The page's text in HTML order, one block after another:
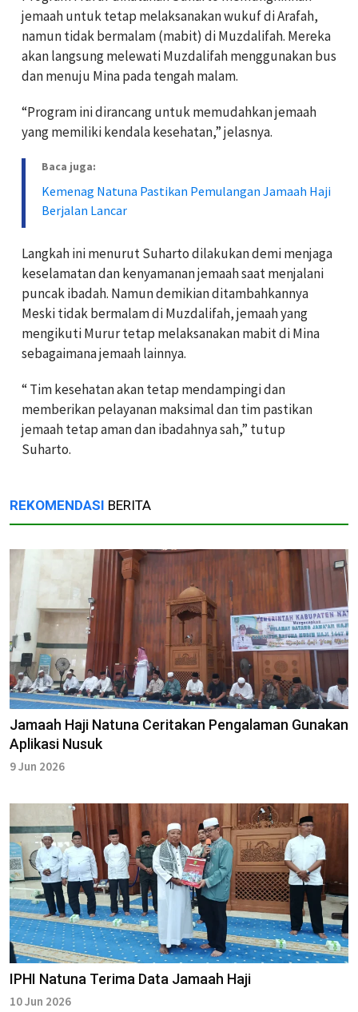
jemaah untuk tetap melaksanakan wukuf di Arafah,
namun tidak bermalam (mabit) di Muzdalifah. Mereka
akan langsung melewati Muzdalifah menggunakan bus
dan menuju Mina pada tengah malam.
“Program ini dirancang untuk memudahkan jemaah
yang memiliki kendala kesehatan,” jelasnya.
Baca juga:
Kemenag Natuna Pastikan Pemulangan Jamaah Haji
Berjalan Lancar
Langkah ini menurut Suharto dilakukan demi menjaga
keselamatan dan kenyamanan jemaah saat menjalani
puncak ibadah. Namun demikian ditambahkannya
Meski tidak bermalam di Muzdalifah, jemaah yang
mengikuti Murur tetap melaksanakan mabit di Mina
sebagaimana jemaah lainnya.
“ Tim kesehatan akan tetap mendampingi dan
memberikan pelayanan maksimal dan tim pastikan
jemaah tetap aman dan ibadahnya sah,” tutup
Suharto.
REKOMENDASI BERITA
Jamaah Haji Natuna Ceritakan Pengalaman Gunakan
Aplikasi Nusuk
9 Jun 2026
IPHI Natuna Terima Data Jamaah Haji
10 Jun 2026